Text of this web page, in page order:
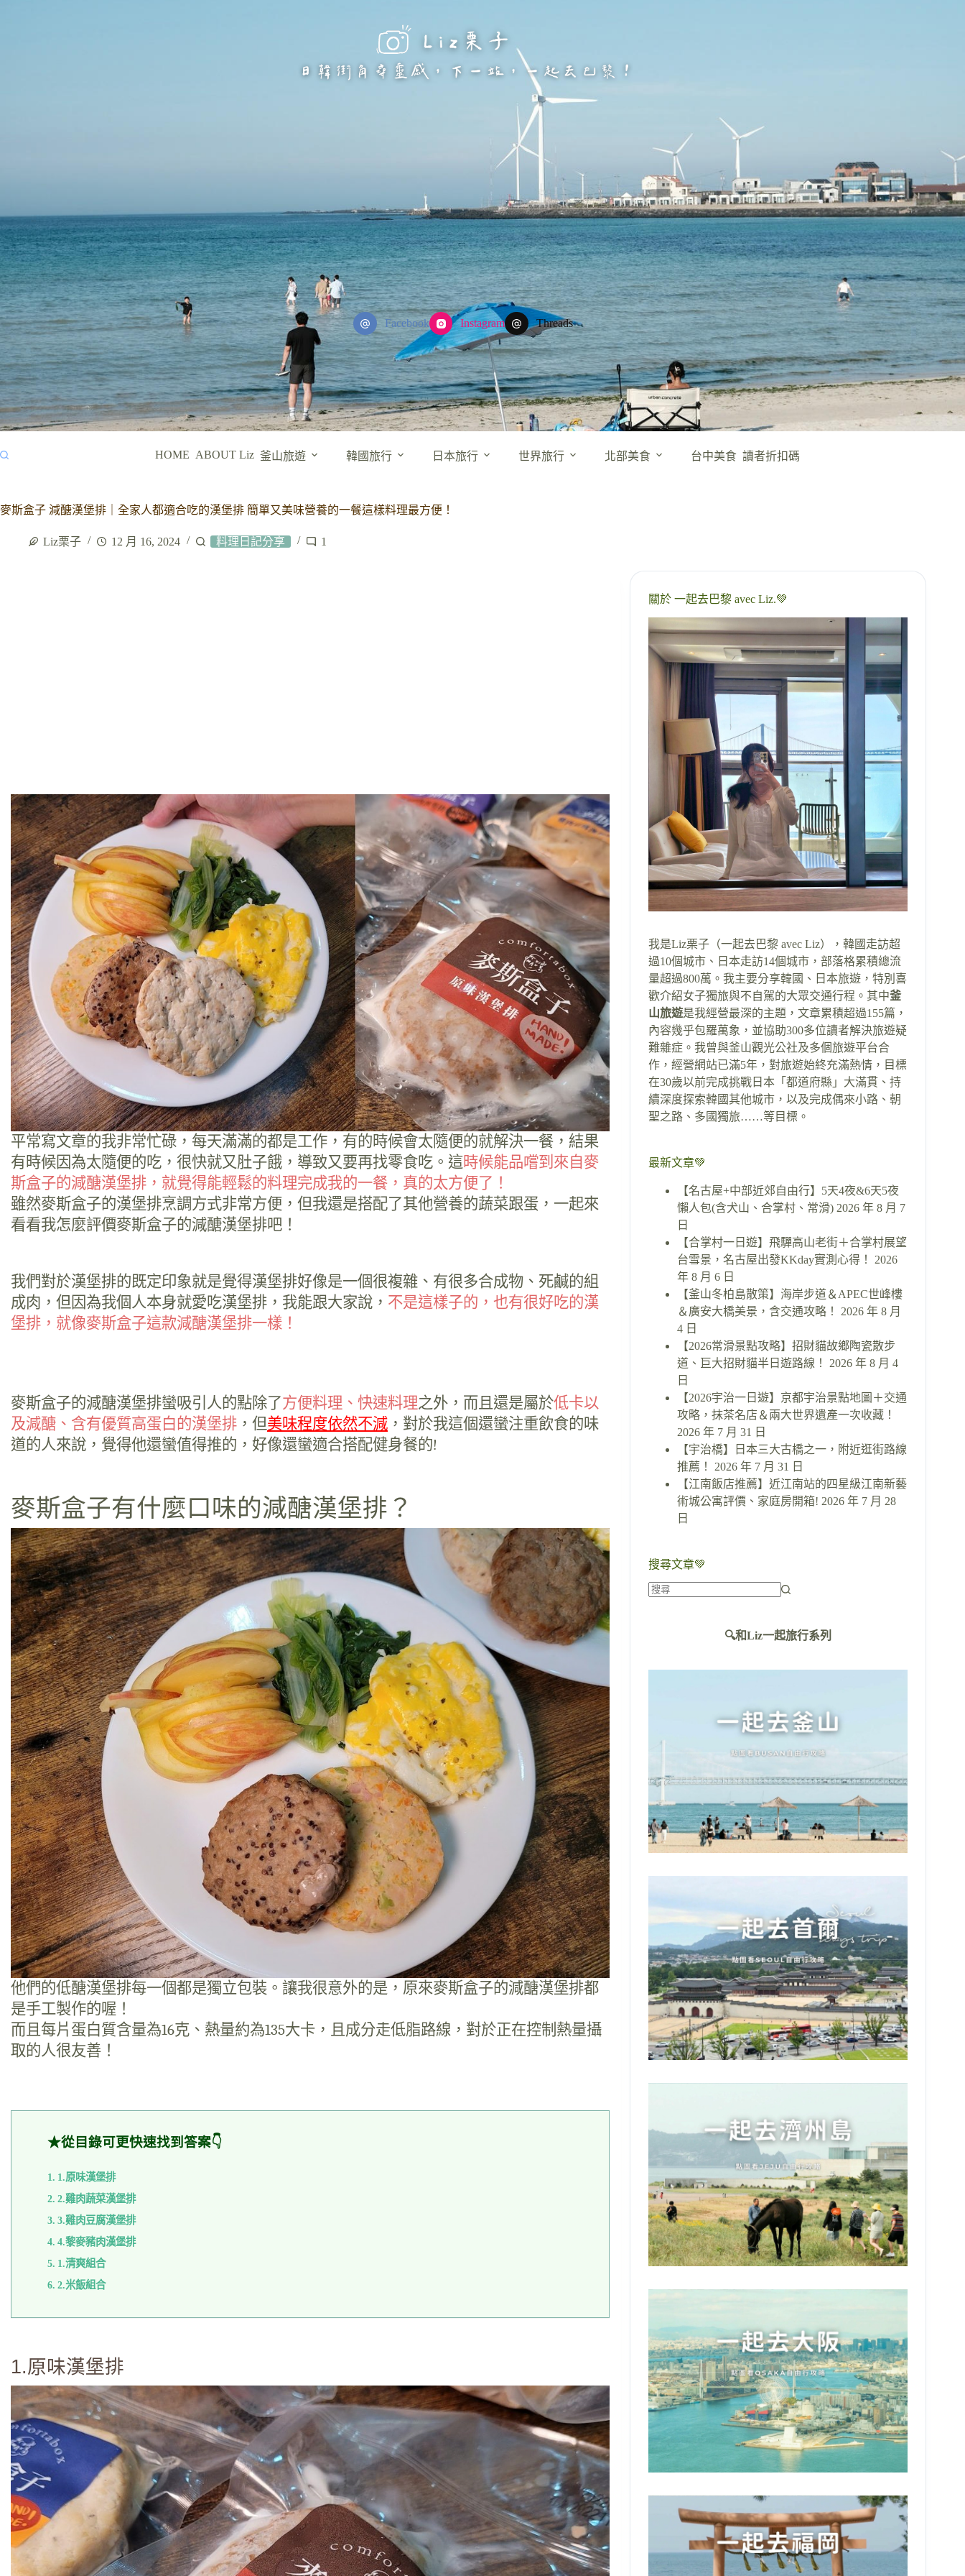
Facebook Instagram Threads
HOME ABOUT Liz 釜山旅遊 韓國旅行 日本旅行 世界旅行 北部美食 台中美食 讀者折扣碼
麥斯盒子 減醣漢堡排｜全家人都適合吃的漢堡排 簡單又美味營養的一餐這樣料理最方便！
Liz栗子 12 月 16, 2024 料理日記分享 1
平常寫文章的我非常忙碌，每天滿滿的都是工作，有的時候會太隨便的就解決一餐，結果
有時候因為太隨便的吃，很快就又肚子餓，導致又要再找零食吃。這時候能品嚐到來自麥
斯盒子的減醣漢堡排，就覺得能輕鬆的料理完成我的一餐，真的太方便了！
雖然麥斯盒子的漢堡排烹調方式非常方便，但我還是搭配了其他營養的蔬菜跟蛋，一起來
看看我怎麼評價麥斯盒子的減醣漢堡排吧！
我們對於漢堡排的既定印象就是覺得漢堡排好像是一個很複雜、有很多合成物、死鹹的組
成肉，但因為我個人本身就愛吃漢堡排，我能跟大家說， 不是這樣子的，也有很好吃的漢
堡排，就像麥斯盒子這款減醣漢堡排一樣！
麥斯盒子的減醣漢堡排蠻吸引人的點除了方便料理、快速料理之外，而且還是屬於低卡以
及減醣、含有優質高蛋白的漢堡排 ，但美味程度依然不減 ，對於我這個還蠻注重飲食的味
道的人來說，覺得他還蠻值得推的，好像還蠻適合搭配健身餐的!
麥斯盒子有什麼口味的減醣漢堡排？
他們的低醣漢堡排每一個都是獨立包裝。讓我很意外的是，原來麥斯盒子的減醣漢堡排都
是手工製作的喔！
而且每片蛋白質含量為16克、熱量約為135大卡，且成分走低脂路線，對於正在控制熱量攝
取的人很友善！
★從目錄可更快速找到答案👇
1.原味漢堡排
2.雞肉蔬菜漢堡排
3.雞肉豆腐漢堡排
4.黎麥豬肉漢堡排
1.清爽組合
2.米飯組合
1.原味漢堡排
關於 一起去巴黎 avec Liz.💚
我是Liz栗子（一起去巴黎 avec Liz），韓國走訪超
過10個城市、日本走訪14個城市，部落格累積總流
量超過800萬。我主要分享韓國、日本旅遊，特別喜
歡介紹女子獨旅與不自駕的大眾交通行程。其中釜
山旅遊是我經營最深的主題，文章累積超過155篇，
內容幾乎包羅萬象，並協助300多位讀者解決旅遊疑
難雜症。我曾與釜山觀光公社及多個旅遊平台合
作，經營網站已滿5年，對旅遊始終充滿熱情，目標
在30歲以前完成挑戰日本「都道府縣」大滿貫、持
續深度探索韓國其他城市，以及完成偶來小路、朝
聖之路、多國獨旅……等目標。
最新文章💚
【名古屋+中部近郊自由行】5天4夜&6天5夜
懶人包(含犬山、合掌村、常滑) 2026 年 8 月 7
日
【合掌村一日遊】飛驒高山老街＋合掌村展望
台雪景，名古屋出發KKday實測心得！
2026
年 8 月 6 日
【釜山冬柏島散策】海岸步道＆APEC世峰樓
＆廣安大橋美景，含交通攻略！
2026 年 8 月
4 日
【2026常滑景點攻略】招財貓故鄉陶瓷散步
道、巨大招財貓半日遊路線！
2026 年 8 月 4
日
【2026宇治一日遊】京都宇治景點地圖＋交通
攻略，抹茶名店＆兩大世界遺產一次收藏！
2026 年 7 月 31 日
【宇治橋】日本三大古橋之一，附近逛街路線
推薦！
2026 年 7 月 31 日
【江南飯店推薦】近江南站的四星級江南新藝
術城公寓評價、家庭房開箱! 2026 年 7 月 28
日
搜尋文章💚
🔍和Liz一起旅行系列